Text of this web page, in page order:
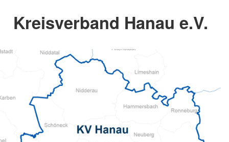
Kreisverband Hanau e.V.